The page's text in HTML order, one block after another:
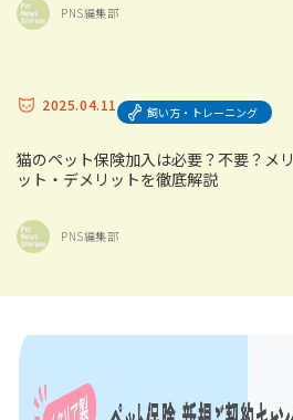
PNS編集部
2025.04.11 飼い方・トレーニング
猫のペット保険加入は必要？不要？メリ
ット・デメリットを徹底解説
PNS編集部